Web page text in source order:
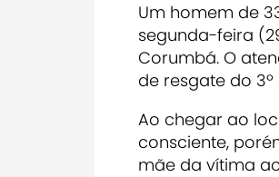
Um homem de
segunda-feira
Corumbá. O
de resgate do
Ao chegar ao
consciente,
mãe da vítima